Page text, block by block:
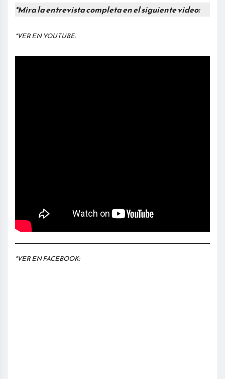
*Mira la entrevista completa en el siguiente video:
*VER EN YOUTUBE:
*VER EN FACEBOOK: